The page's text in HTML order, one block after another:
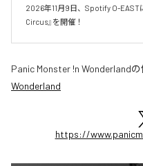
2026年11月9日、Spotify O-EAST
Circus』を開催！
Panic Monster !n Wonderlandの
Wonderland
https://